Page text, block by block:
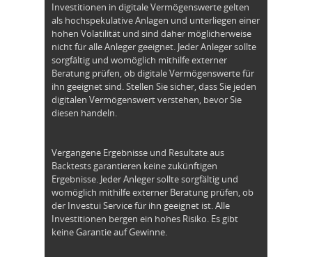
Investitionen in digitale Vermögenswerte gelten
als hochspekulative Anlagen und unterliegen einer
hohen Volatilität und sind daher möglicherweise
nicht für alle Anleger geeignet. Jeder Anleger sollte
sorgfältig und womöglich mithilfe externer
Beratung prüfen, ob digitale Vermögenswerte für
ihn geeignet sind. Stellen Sie sicher, dass Sie jeden
digitalen Vermögenswert verstehen, bevor Sie
diesen handeln.
Vergangene Ergebnisse und Resultate aus
Backtests garantieren keine zukünftigen
Ergebnisse. Jeder Anleger sollte sorgfältig und
womöglich mithilfe externer Beratung prüfen, ob
der Investui Service für ihn geeignet ist. Alle
Investitionen bergen ein hohes Risiko. Es gibt
keine Garantie auf Gewinne.